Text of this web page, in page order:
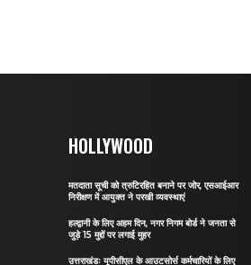
HOLLYWOOD
मतदाता सूची को त्रुटिरहित बनाने पर जोर, एसआईआर
निरीक्षण में आयुक्त ने परखी व्यवस्थाएं
हल्द्वानी के लिए अहम दिन, नगर निगम बोर्ड ने जनता से
जुड़े 15 मुद्दों पर लगाई मुहर
उत्तराखंडः यूपीसीएल के आउटसोर्स कर्मचारियों के लिए